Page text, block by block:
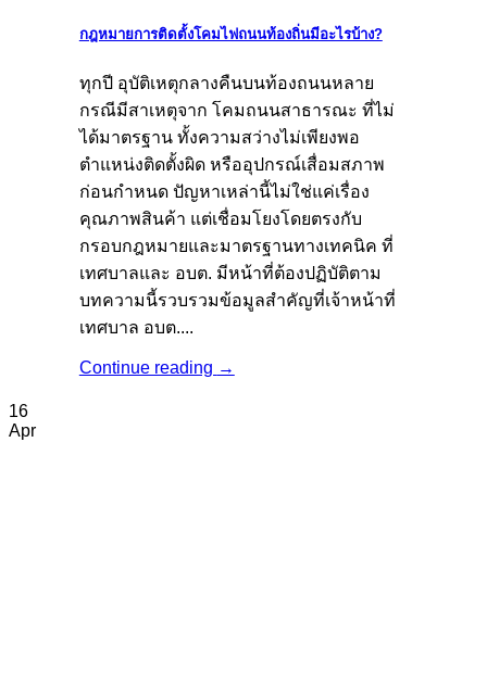
กฎหมายการติดตั้งโคมไฟถนนท้องถิ่นมีอะไรบ้าง?
ทุกปี อุบัติเหตุกลางคืนบนท้องถนนหลาย
กรณีมีสาเหตุจาก โคมถนนสาธารณะ ที่ไม่
ได้มาตรฐาน ทั้งความสว่างไม่เพียงพอ
ตำแหน่งติดตั้งผิด หรืออุปกรณ์เสื่อมสภาพ
ก่อนกำหนด ปัญหาเหล่านี้ไม่ใช่แค่เรื่อง
คุณภาพสินค้า แต่เชื่อมโยงโดยตรงกับ
กรอบกฎหมายและมาตรฐานทางเทคนิค ที่
เทศบาลและ อบต. มีหน้าที่ต้องปฏิบัติตาม
บทความนี้รวบรวมข้อมูลสำคัญที่เจ้าหน้าที่
เทศบาล อบต....
Continue reading →
16
Apr